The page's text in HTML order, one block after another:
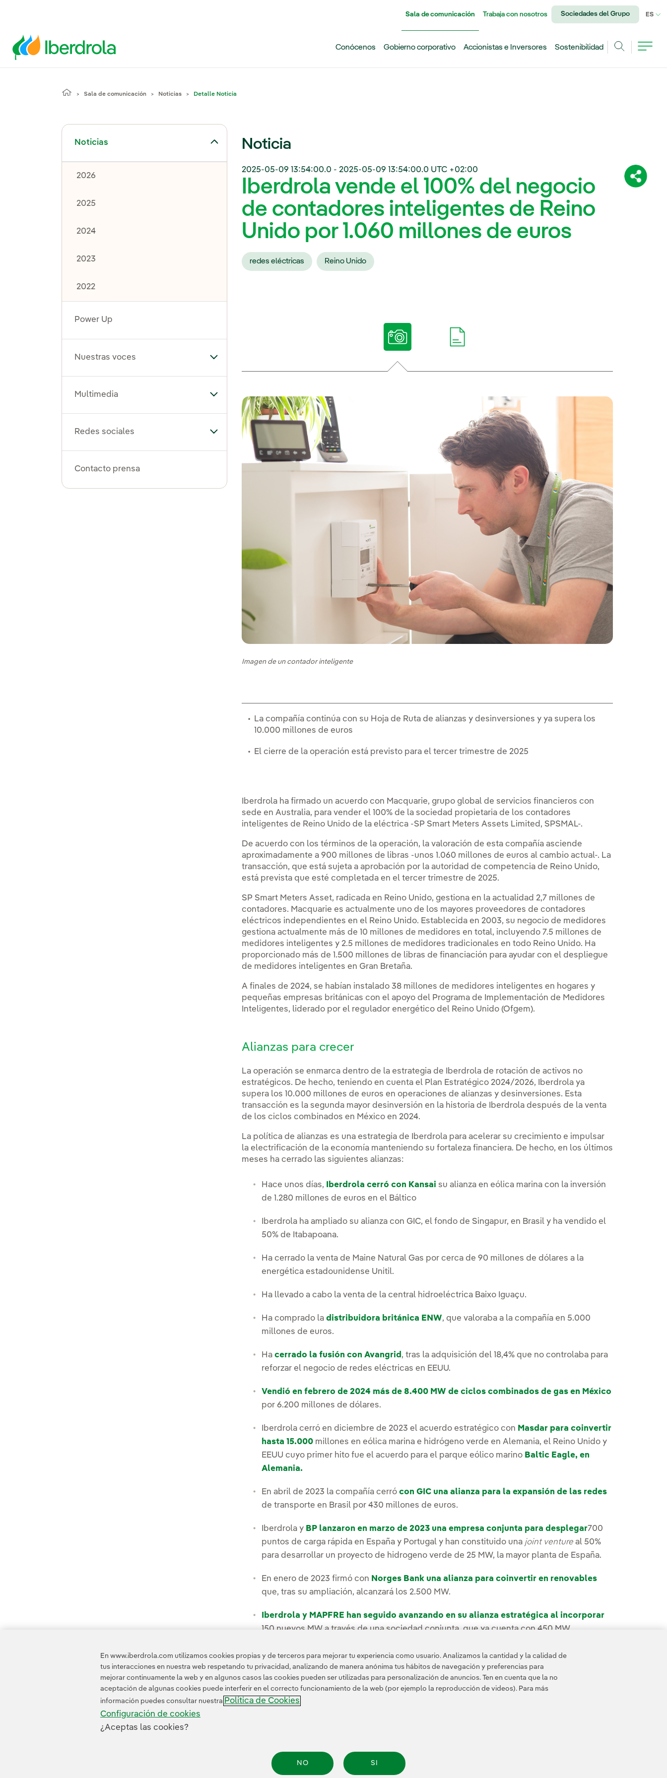
Sala de comunicación Trabaja con nosotros Sociedades del Grupo ES
Conócenos Gobierno corporativo Accionistas e Inversores
Sostenibilidad
Sala de comunicación Noticias Detalle Noticia
Noticias
Alternar el submenú para Noticias
2026
2025
2024
2023
2022
Power Up
Nuestras voces Alternar el submenú para Nuestras voces
Multimedia Alternar el submenú para Multimedia
Redes sociales Alternar el submenú para Redes sociales
Contacto prensa
Noticia
2025-05-09 13:54:00.0 - 2025-05-09 13:54:00.0 UTC +02:00
Iberdrola vende el 100% del negocio
de contadores inteligentes de Reino
Unido por 1.060 millones de euros
redes eléctricas Reino Unido
Imagen de un contador inteligente
La compañía continúa con su Hoja de Ruta de alianzas y desinversiones y ya supera los
10.000 millones de euros
El cierre de la operación está previsto para el tercer trimestre de 2025
Iberdrola ha firmado un acuerdo con Macquarie, grupo global de servicios financieros con
sede en Australia, para vender el 100% de la sociedad propietaria de los contadores
inteligentes de Reino Unido de la eléctrica -SP Smart Meters Assets Limited, SPSMAL-.
De acuerdo con los términos de la operación, la valoración de esta compañía asciende
aproximadamente a 900 millones de libras -unos 1.060 millones de euros al cambio actual-. La
transacción, que está sujeta a aprobación por la autoridad de competencia de Reino Unido,
está prevista que esté completada en el tercer trimestre de 2025.
SP Smart Meters Asset, radicada en Reino Unido, gestiona en la actualidad 2,7 millones de
contadores. Macquarie es actualmente uno de los mayores proveedores de contadores
eléctricos independientes en el Reino Unido. Establecida en 2003, su negocio de medidores
gestiona actualmente más de 10 millones de medidores en total, incluyendo 7.5 millones de
medidores inteligentes y 2.5 millones de medidores tradicionales en todo Reino Unido. Ha
proporcionado más de 1.500 millones de libras de financiación para ayudar con el despliegue
de medidores inteligentes en Gran Bretaña.
A finales de 2024, se habían instalado 38 millones de medidores inteligentes en hogares y
pequeñas empresas británicas con el apoyo del Programa de Implementación de Medidores
Inteligentes, liderado por el regulador energético del Reino Unido (Ofgem).
Alianzas para crecer
La operación se enmarca dentro de la estrategia de Iberdrola de rotación de activos no
estratégicos. De hecho, teniendo en cuenta el Plan Estratégico 2024/2026, Iberdrola ya
supera los 10.000 millones de euros en operaciones de alianzas y desinversiones. Esta
transacción es la segunda mayor desinversión en la historia de Iberdrola después de la venta
de los ciclos combinados en México en 2024.
La política de alianzas es una estrategia de Iberdrola para acelerar su crecimiento e impulsar
la electrificación de la economía manteniendo su fortaleza financiera. De hecho, en los últimos
meses ha cerrado las siguientes alianzas:
Hace unos días, Iberdrola cerró con Kansai su alianza en eólica marina con la inversión
de 1.280 millones de euros en el Báltico
Iberdrola ha ampliado su alianza con GIC, el fondo de Singapur, en Brasil y ha vendido el
50% de Itabapoana.
Ha cerrado la venta de Maine Natural Gas por cerca de 90 millones de dólares a la
energética estadounidense Unitil.
Ha llevado a cabo la venta de la central hidroeléctrica Baixo Iguaçu.
Ha comprado ladistribuidora británica ENW, que valoraba a la compañía en 5.000
millones de euros.
Hacerrado la fusión con Avangrid , tras la adquisición del 18,4% que no controlaba para
reforzar el negocio de redes eléctricas en EEUU.
Vendió en febrero de 2024 más de 8.400 MW de ciclos combinados de gas en México
por 6.200 millones de dólares.
Iberdrola cerró en diciembre de 2023 el acuerdo estratégico con Masdar para coinvertir
hasta 15.000 millones en eólica marina e hidrógeno verde en Alemania, el Reino Unido y
EEUU cuyo primer hito fue el acuerdo para el parque eólico marino Baltic Eagle, en
Alemania.
En abril de 2023 la compañía cerrócon GIC una alianza para la expansión de las redes
de transporte en Brasil por 430 millones de euros.
Iberdrola y BP lanzaron en marzo de 2023 una empresa conjunta para desplegar700
puntos de carga rápida en España y Portugal y han constituido una joint venture al 50%
para desarrollar un proyecto de hidrogeno verde de 25 MW, la mayor planta de España.
En enero de 2023 firmó con Norges Bank una alianza para coinvertir en renovables
que, tras su ampliación, alcanzará los 2.500 MW.
Iberdrola y MAPFRE han seguido avanzando en su alianza estratégica al incorporar
150 nuevos MW a través de una sociedad conjunta, que ya cuenta con 450 MW.
Además, Iberdrola firmó una alianza con
Energy Infrastructure Partners para coinvertir
en el parque eólico marino de Wikinger y potenciarsu cartera de eólica marina.
Información legal Política de cookies Configuración de cookies
En www.iberdrola.com utilizamos cookies propias y de terceros para mejorar tu experiencia como usuario. Analizamos la cantidad y la calidad de
tus interacciones en nuestra web respetando tu privacidad, analizando de manera anónima tus hábitos de navegación y preferencias para
mejorar continuamente la web y en algunos casos las cookies pueden ser utilizadas para personalización de anuncios. Ten en cuenta que la no
aceptación de algunas cookies puede interferir en el correcto funcionamiento de la web (por ejemplo la reproducción de videos). Para más
información puedes consultar nuestra Política de Cookies
Configuración de cookies
¿Aceptas las cookies?
NO SI